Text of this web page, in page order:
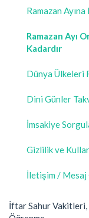
Ramazan
Ramazan Ayı
Kadardır
Dünya Ülkeleri
Dini Günler
İmsakiye
Gizlilik ve
İletişim / Mesaj
İftar Sahur Vakitleri,